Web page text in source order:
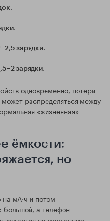
.
.
зарядки.
зарядки.
одновременно, потери
распределяться между
«жизненная»
ёмкости:
но
мА·ч и потом
большой, а телефон